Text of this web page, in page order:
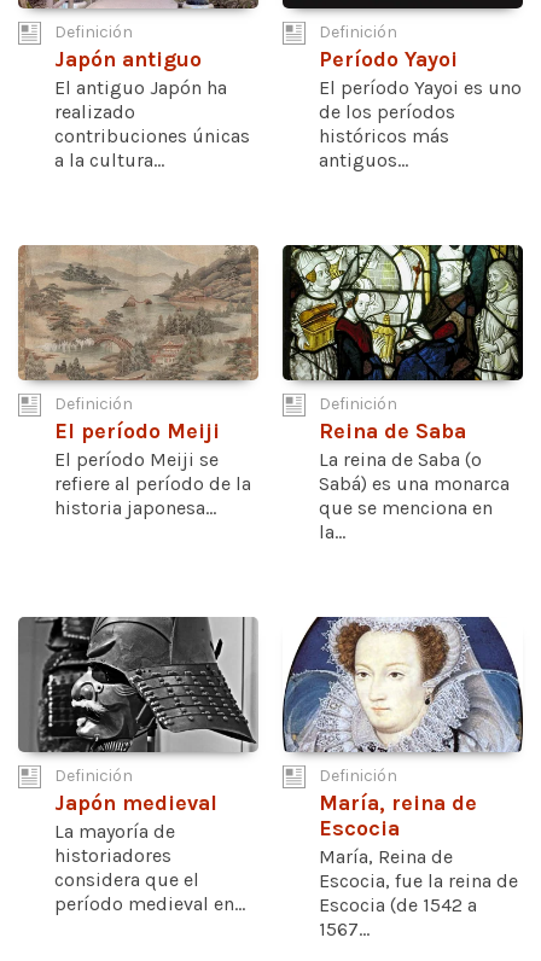
Definición
Japón antiguo
El antiguo Japón ha
realizado
contribuciones únicas
a la cultura...
Definición
Período Yayoi
El período Yayoi es uno
de los períodos
históricos más
antiguos...
Definición
El período Meiji
El período Meiji se
refiere al período de la
historia japonesa...
Definición
Reina de Saba
La reina de Saba (o
Sabá) es una monarca
que se menciona en
la...
Definición
Japón medieval
La mayoría de
historiadores
considera que el
período medieval en...
Definición
María, reina de
Escocia
María, Reina de
Escocia, fue la reina de
Escocia (de 1542 a
1567...